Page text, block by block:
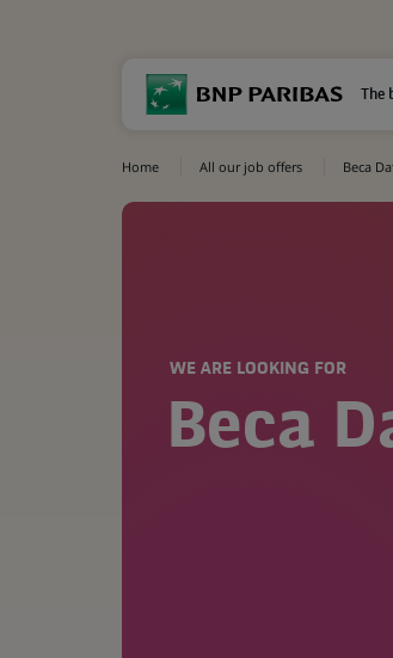
The
Home All our job offers Beca
WE ARE LOOKING FOR
Beca